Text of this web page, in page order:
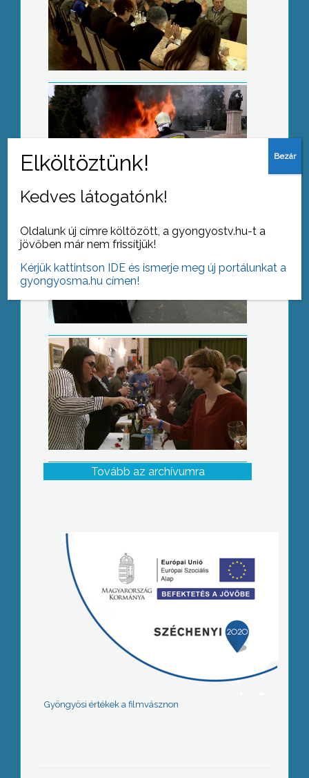
Az ünnep veszélyei
Fejlesztések
Tovább az archívumra
Gyöngyösi értékek a filmvásznon
Kedves látogatónk!
Oldalunk új címre költözött, a gyongyostv.hu-t a
jövőben már nem frissítjük!
Kérjük kattintson IDE és ismerje meg új portálunkat a
gyongyosma.hu címen!